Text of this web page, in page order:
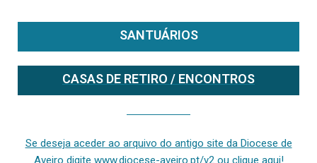
SANTUÁRIOS
CASAS DE RETIRO / ENCONTROS
Se deseja aceder ao arquivo do antigo site da Diocese de
Aveiro digite www.diocese-aveiro.pt/v2 ou clique aqui!